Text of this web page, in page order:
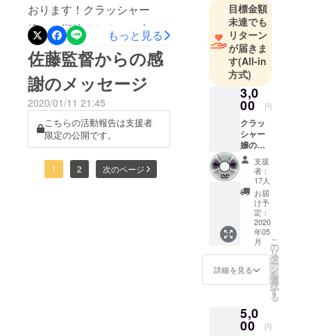
おります！クラッシャー
嬢、ご期待ください。今月
には撮影開始です。皆さん
のご協力、ご参加、応援よ
ろしくお願いします！！
もっと見る
佐藤監督からの感
謝のメッセージ
2020/01/11 21:45
こちらの活動報告は支援者
限定の公開です。
1 2 次のページ
目標金額
未達でも
リターン
が届きま
す(All-in
方式)
3,0
00 円
クラッ
シャー
嬢の
DVDを
お届け
しま
す！
支援
者：
17人
お届
け予
定：
2020
年05
月
詳細を見る
こ
の
リ
タ
ー
ン
を
選
択
す
る
5,0
00 円